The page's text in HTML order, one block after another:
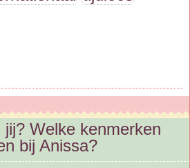
jij? Welke kenmerken
bij Anissa?